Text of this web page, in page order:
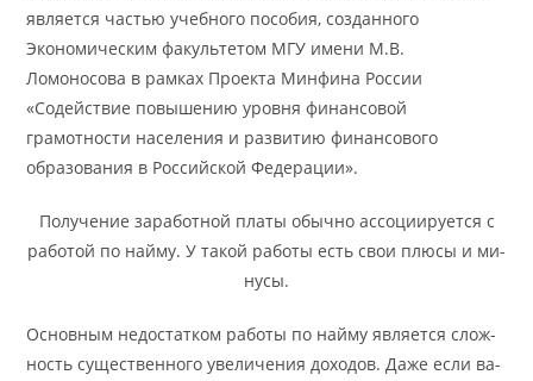
является частью учебного пособия, созданного
Экономическим факультетом МГУ имени М.В.
Ломоносова в рамках Проекта Минфина России
«Содействие повышению уровня финансовой
грамотности населения и развитию финансового
образования в Российской Федерации».
По­лу­че­ние за­ра­бот­ной пла­ты обыч­но ассо­ци­и­ру­ет­ся с
ра­бо­той по найму. У та­кой ра­бо­ты есть свои плю­сы и ми­
ну­сы.
Ос­нов­ным недо­стат­ком ра­бо­ты по найму яв­ляет­ся слож­
ность су­ще­ствен­но­го уве­ли­че­ния до­хо­дов. Да­же если ва­